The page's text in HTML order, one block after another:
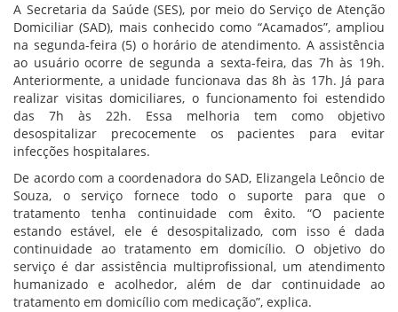
A Secretaria da Saúde (SES), por meio do Serviço de Atenção
Domiciliar (SAD), mais conhecido como “Acamados”, ampliou
na segunda-feira (5) o horário de atendimento. A assistência
ao usuário ocorre de segunda a sexta-feira, das 7h às 19h.
Anteriormente, a unidade funcionava das 8h às 17h. Já para
realizar visitas domiciliares, o funcionamento foi estendido
das 7h às 22h. Essa melhoria tem como objetivo
desospitalizar precocemente os pacientes para evitar
infecções hospitalares.
De acordo com a coordenadora do SAD, Elizangela Leôncio de
Souza, o serviço fornece todo o suporte para que o
tratamento tenha continuidade com êxito. “O paciente
estando estável, ele é desospitalizado, com isso é dada
continuidade ao tratamento em domicílio. O objetivo do
serviço é dar assistência multiprofissional, um atendimento
humanizado e acolhedor, além de dar continuidade ao
tratamento em domicílio com medicação”, explica.